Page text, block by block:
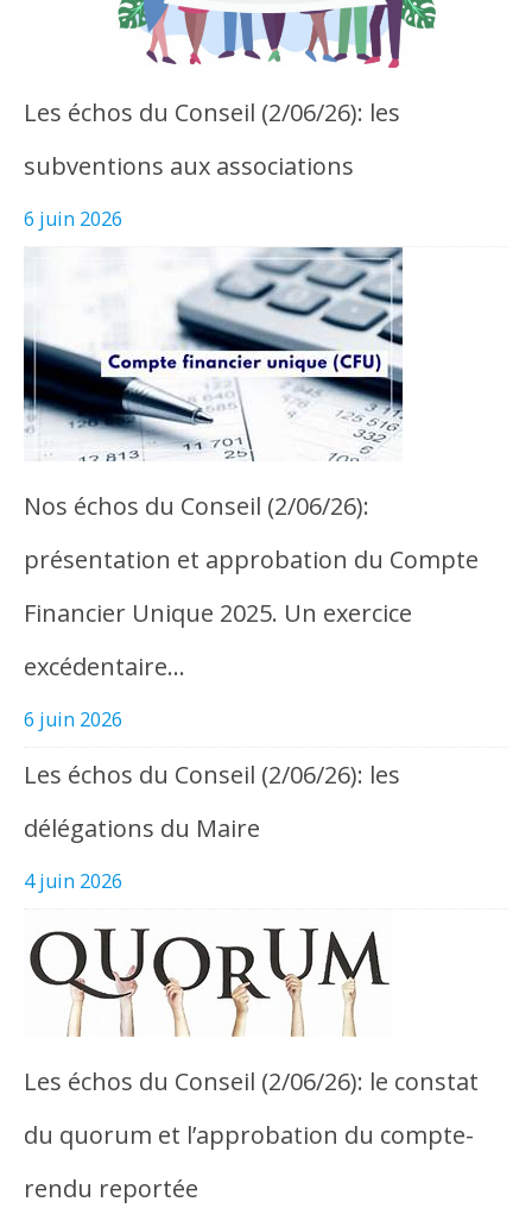
Les échos du Conseil (2/06/26): les
subventions aux associations
6 juin 2026
Nos échos du Conseil (2/06/26):
présentation et approbation du Compte
Financier Unique 2025. Un exercice
excédentaire…
6 juin 2026
Les échos du Conseil (2/06/26): les
délégations du Maire
4 juin 2026
Les échos du Conseil (2/06/26): le constat
du quorum et l’approbation du compte-
rendu reportée